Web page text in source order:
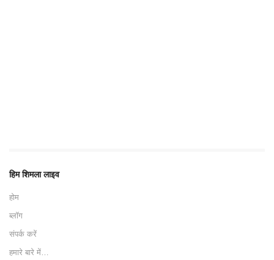
हिम शिमला लाइव
होम
ब्लॉग
संपर्क करें
हमारे बारे में…